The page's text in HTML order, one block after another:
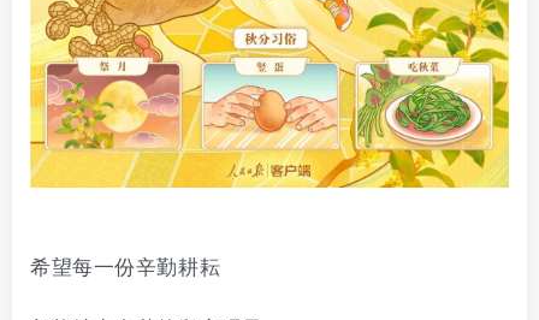
希望每一份辛勤耕耘